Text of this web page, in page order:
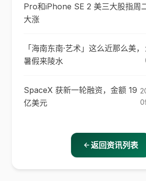
Pro和iPhone SE 2 美三大股指周
大涨
「海南东南·艺术」这么近那么美，
暑假来陵水
SpaceX 获新一轮融资，金额 19
亿美元
返回资讯列表